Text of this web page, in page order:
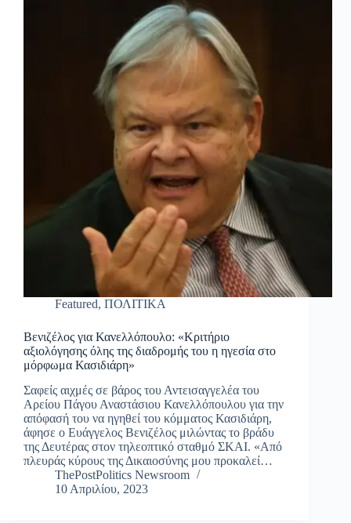
Featured, ΠΟΛΙΤΙΚΑ
Βενιζέλος για Κανελλόπουλο: «Κριτήριο
αξιολόγησης όλης της διαδρομής του η ηγεσία στο
μόρφωμα Κασιδιάρη»
Σαφείς αιχμές σε βάρος του Αντεισαγγελέα του
Αρείου Πάγου Αναστάσιου Κανελλόπουλου για την
απόφασή του να ηγηθεί του κόμματος Κασιδιάρη,
άφησε ο Ευάγγελος Βενιζέλος μιλώντας το βράδυ
της Δευτέρας στον τηλεοπτικό σταθμό ΣΚΑΙ. «Από
πλευράς κύρους της Δικαιοσύνης μου προκαλεί…
ThePostPolitics Newsroom
10 Απριλίου, 2023